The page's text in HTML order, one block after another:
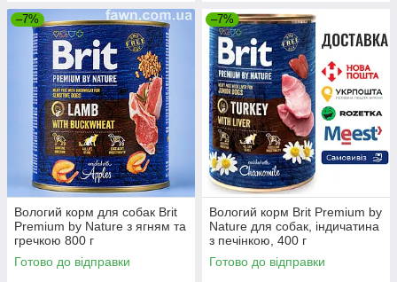
–7%
Вологий корм для собак Brit
Premium by Nature з ягням та
гречкою 800 г
Готово до відправки
–7%
Вологий корм Brit Premium by
Nature для собак, індичатина
з печінкою, 400 г
Готово до відправки